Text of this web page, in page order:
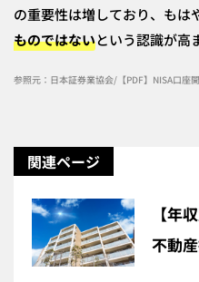
の重要性は増しており、もは
ものではないという認識が高
参照元：日本証券業協会/【PDF】NISA口座
関連ページ
【年
不動